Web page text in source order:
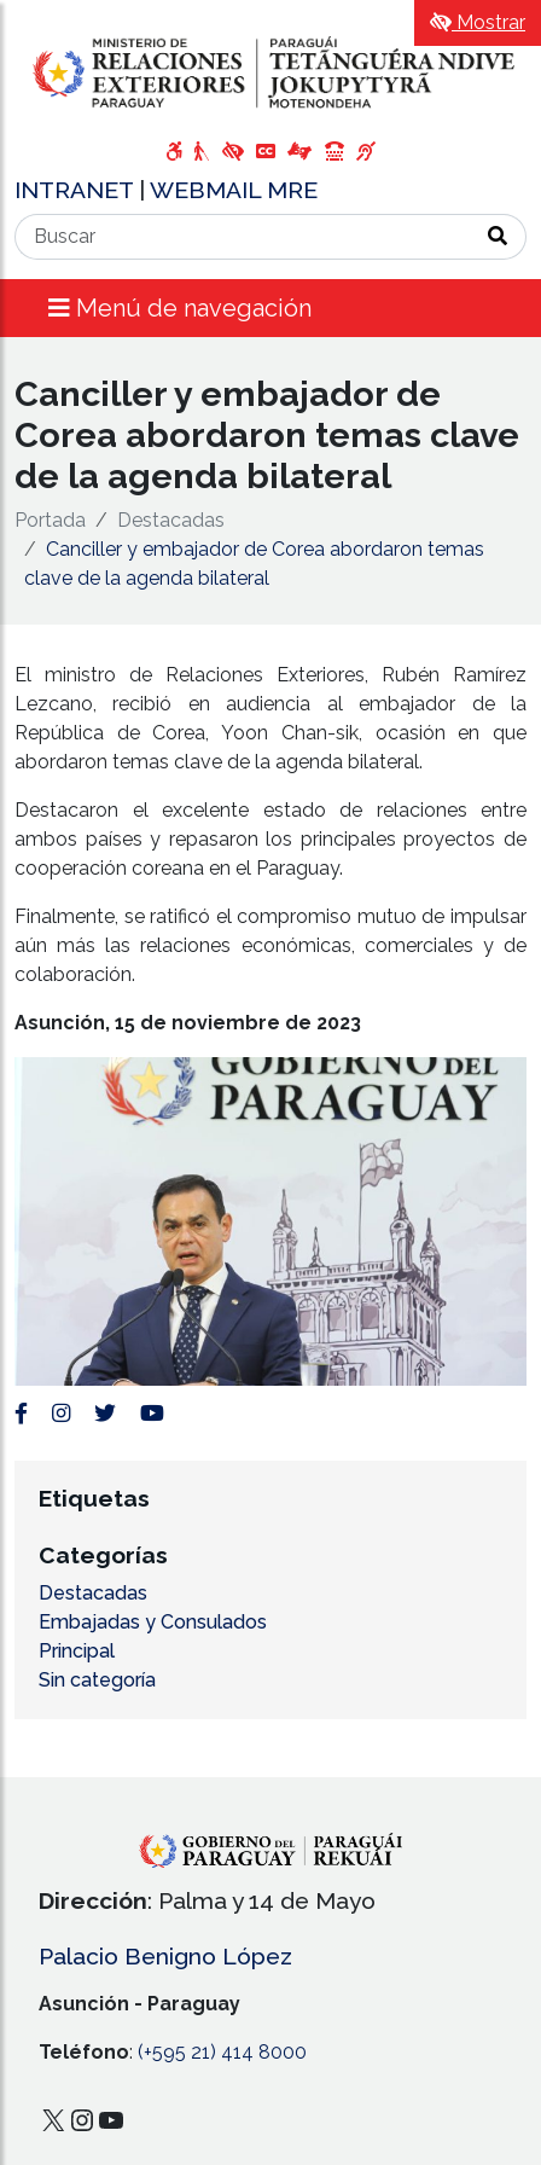
INTRANET WEBMAIL MRE
Menú de navegación
Mostrar
Canciller y embajador de
Corea abordaron temas clave
de la agenda bilateral
Portada
Destacadas
Canciller y embajador de Corea abordaron temas
clave de la agenda bilateral
El ministro de Relaciones Exteriores, Rubén Ramírez
Lezcano, recibió en audiencia al embajador de la
República de Corea, Yoon Chan-sik, ocasión en que
abordaron temas clave de la agenda bilateral.
Destacaron el excelente estado de relaciones entre
ambos países y repasaron los principales proyectos de
cooperación coreana en el Paraguay.
Finalmente, se ratificó el compromiso mutuo de impulsar
aún más las relaciones económicas, comerciales y de
colaboración.
Asunción, 15 de noviembre de 2023
Etiquetas
Categorías
Destacadas
Embajadas y Consulados
Principal
Sin categoría
Dirección: Palma y 14 de Mayo
Palacio Benigno López
Asunción - Paraguay
Teléfono: (+595 21) 414 8000
X Instagram
YouTube